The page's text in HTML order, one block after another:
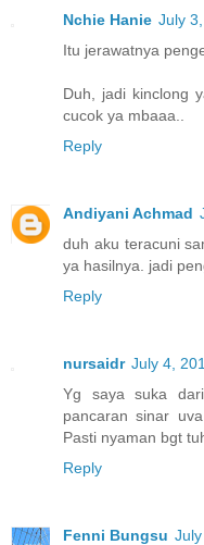
Nchie Hanie July
Itu jerawatnya
Duh, jadi kinclong
cucok ya mbaaa..
Reply
Andiyani Achmad
duh aku teracuni
ya hasilnya. jadi
Reply
nursaidr July 4,
Yg saya suka
pancaran sinar
Pasti nyaman bgt
Reply
Fenni Bungsu